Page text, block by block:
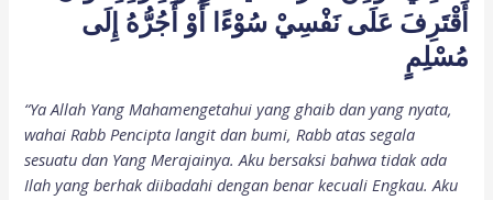
أَقْتَرِفَ عَلَى نَفْسِيْ سُوْءًا أَوْ أَجُرُّهُ إِلَى
مُسْلِمٍ
“Ya Allah Yang Mahamengetahui yang ghaib dan yang nyata,
wahai Rabb Pencipta langit dan bumi, Rabb atas segala
sesuatu dan Yang Merajainya. Aku bersaksi bahwa tidak ada
Ilah yang berhak diibadahi dengan benar kecuali Engkau. Aku